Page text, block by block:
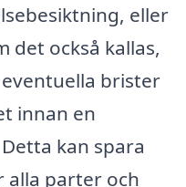
eller
det också kallas,
brister
innan en
kan spara
alla parter och